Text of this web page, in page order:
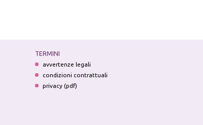
TERMINI
avvertenze legali
condizioni contrattuali
privacy (pdf)